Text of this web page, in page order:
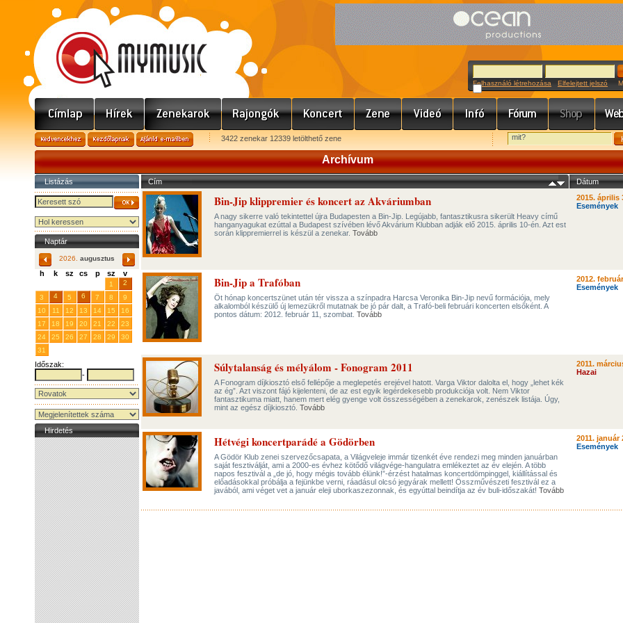
Felhasználó létrehozása Elfelejtett jelszó
3422 zenekar 12339 letölthető zene
Archívum
Listázás
Naptár
2026. augusztus
h k sz cs p sz v
1
2
3
4 5 6 7 8
9
10
11 12 13 14 15
16
17
18 19 20 21 22
23
24
25 26 27 28 29
30
31
Időszak:
-
Hirdetés
Cím Dátum
Bin-Jip klippremier és koncert az Akváriumban
A nagy sikerre való tekintettel újra Budapesten a Bin-Jip. Legújabb, fantasztikusra sikerült Heavy című
hanganyagukat ezúttal a Budapest szívében lévő Akvárium Klubban adják elő 2015. április 10-én. Azt est
során klippremierrel is készül a zenekar. Tovább
2015. április
Események
Bin-Jip a Trafóban
Öt hónap koncertszünet után tér vissza a színpadra Harcsa Veronika Bin-Jip nevű formációja, mely
alkalomból készülő új lemezükről mutatnak be jó pár dalt, a Trafó-beli februári koncerten elsőként. A
pontos dátum: 2012. február 11, szombat. Tovább
2012.
Események
Súlytalanság és mélyálom - Fonogram 2011
A Fonogram díjkiosztó első fellépője a meglepetés erejével hatott. Varga Viktor dalolta el, hogy „lehet kék
az ég”. Azt viszont fájó kijelenteni, de az est egyik legérdekesebb produkciója volt. Nem Viktor
fantasztikuma miatt, hanem mert elég gyenge volt összességében a zenekarok, zenészek listája. Úgy,
mint az egész díjkiosztó. Tovább
2011.
Hazai
Hétvégi koncertparádé a Gödörben
A Gödör Klub zenei szervezőcsapata, a Világveleje immár tizenkét éve rendezi meg minden januárban
saját fesztiválját, ami a 2000-es évhez kötődő világvége-hangulatra emlékeztet az év elején. A több
napos fesztivál a „de jó, hogy mégis tovább élünk!”-érzést hatalmas koncertdömpinggel, kiállítással és
előadásokkal próbálja a fejünkbe verni, ráadásul olcsó jegyárak mellett! Összművészeti fesztivál ez a
javából, ami véget vet a január eleji uborkaszezonnak, és egyúttal beindítja az év buli-időszakát! Tovább
2011. január
Események